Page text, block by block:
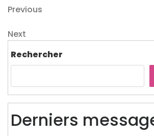
Navigation
de
l’article
Previous
Previous
Next
Next
Rechercher
Derniers